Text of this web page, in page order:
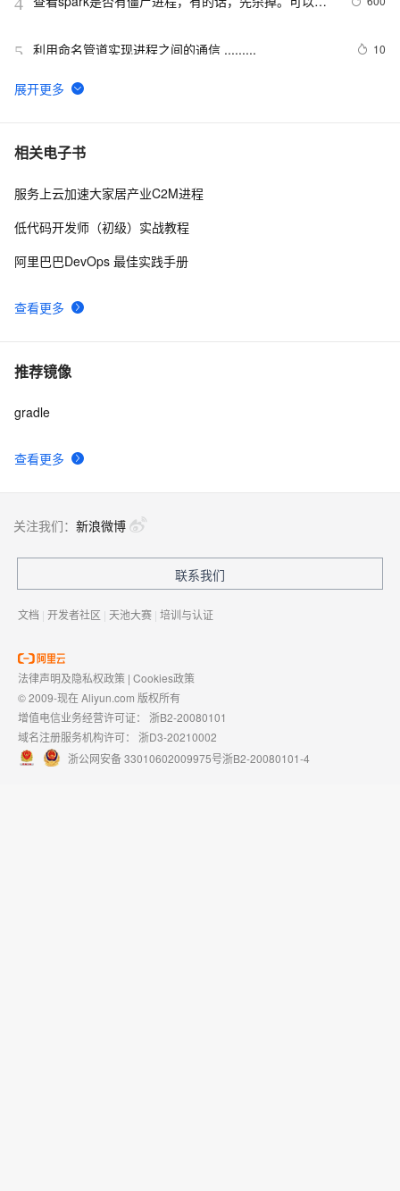
5 利用命名管道实现进程之间的通信 ......... 10
6
2 PostgreSQL 物理，逻辑，进程结构以及系统表系统函
7 WPF 使用RPC调用其他进程
8 Linux进程管理(第二版) --进程管理命令
相关电子书
查看更多
服务上云加速大家居产业C2M进程
低代码开发师（初级）实战教程
阿里巴巴DevOps 最佳实践手册
推荐镜像
查看更多
gradle
关注我们： 新浪微博
联系我们
文档 | 开发者社区 | 天池大赛 | 培训与认证
法律声明及隐私权政策 | Cookies政策
© 2009-现在 Aliyun.com 版权所有
增值电信业务经营许可证： 浙B2-20080101
域名注册服务机构许可： 浙D3-20210002
浙公网安备 33010602009975号浙B2-20080101-4